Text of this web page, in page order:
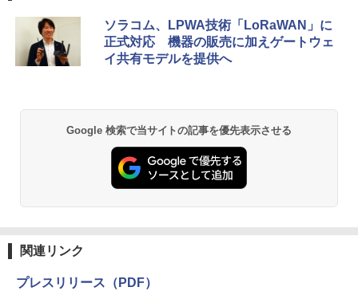
ソラコム、LPWA技術「LoRaWAN」に
正式対応 機器の販売に加えゲートウェ
イ共有モデルを提供へ
Google 検索で当サイトの記事を優先表示させる
関連リンク
プレスリリース（PDF）